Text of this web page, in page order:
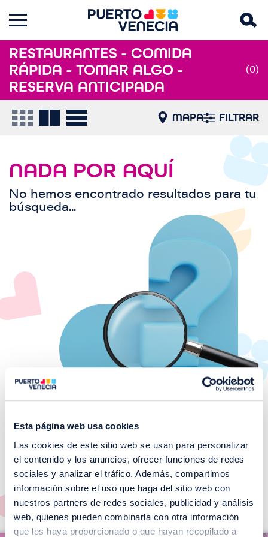
Esta página web usa cookies
Las cookies de este sitio web se usan para personalizar
el contenido y los anuncios, ofrecer funciones de redes
sociales y analizar el tráfico. Además, compartimos
información sobre el uso que haga del sitio web con
nuestros partners de redes sociales, publicidad y análisis
web, quienes pueden combinarla con otra información
que les haya proporcionado o que hayan recopilado a
RESTAURANTES - COMIDA
RÁPIDA - TOMAR ALGO -
RESERVA ANTICIPADA
(0)
MAPA FILTRAR
NADA POR AQUÍ
No hemos encontrado resultados para tu
búsqueda...
¡No te pierdas nuestros
EVENTOS!
Ver todos >